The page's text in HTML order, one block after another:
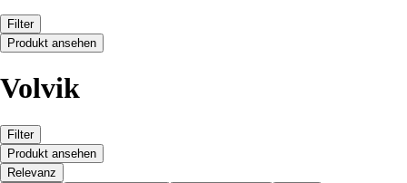
Filter
Produkt ansehen
Volvik
Filter
Produkt ansehen
Relevanz